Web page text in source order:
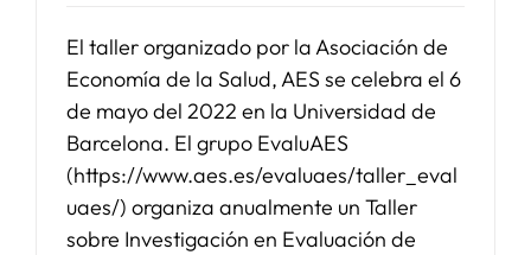
El taller organizado por la Asociación de
Economía de la Salud, AES se celebra el 6
de mayo del 2022 en la Universidad de
Barcelona. El grupo EvaluAES
(https://www.aes.es/evaluaes/taller_eval
uaes/) organiza anualmente un Taller
sobre Investigación en Evaluación de